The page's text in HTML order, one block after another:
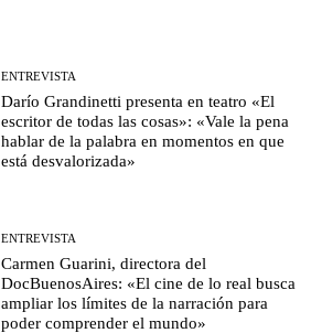
ENTREVISTA
Darío Grandinetti presenta en teatro «El
escritor de todas las cosas»: «Vale la pena
hablar de la palabra en momentos en que
está desvalorizada»
ENTREVISTA
Carmen Guarini, directora del
DocBuenosAires: «El cine de lo real busca
ampliar los límites de la narración para
poder comprender el mundo»